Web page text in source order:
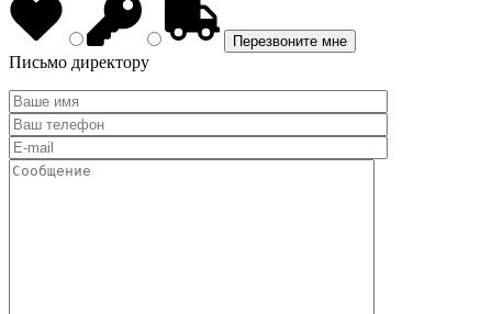
Письмо директору